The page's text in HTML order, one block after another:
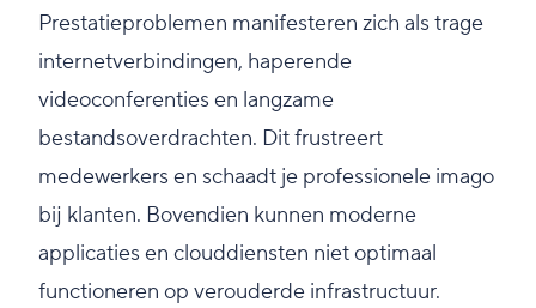
Prestatieproblemen manifesteren zich als trage
internetverbindingen, haperende
videoconferenties en langzame
bestandsoverdrachten. Dit frustreert
medewerkers en schaadt je professionele imago
bij klanten. Bovendien kunnen moderne
applicaties en clouddiensten niet optimaal
functioneren op verouderde infrastructuur.